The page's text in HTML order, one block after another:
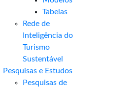
Tabelas
Rede de
Inteligência do
Turismo
Sustentável
Pesquisas e Estudos
Pesquisas de